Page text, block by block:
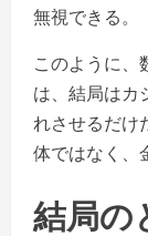
無視できる。
このように、
は、結局はカ
れさせるだけ
体ではなく、
結局の